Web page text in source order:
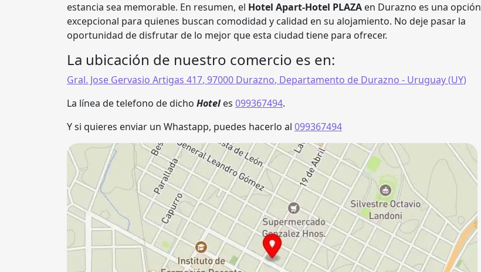
estancia sea memorable. En resumen, el Hotel Apart-Hotel PLAZA en Durazno es una opción
excepcional para quienes buscan comodidad y calidad en su alojamiento. No deje pasar la
oportunidad de disfrutar de lo mejor que esta ciudad tiene para ofrecer.
La ubicación de nuestro comercio es en:
Gral. Jose Gervasio Artigas 417, 97000 Durazno, Departamento de Durazno - Uruguay (UY)
La línea de telefono de dicho Hotel es 099367494.
Y si quieres enviar un Whastapp, puedes hacerlo al 099367494